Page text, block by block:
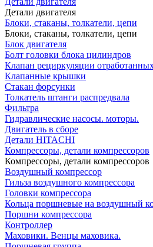
Детали двигателя
Блоки, стаканы, толкатели, цепи
Блоки, стаканы, толкатели, цепи
Блок двигателя
Болт головки блока цилиндров
Клапан рециркуляции
Клапанные крышки
Стакан форсунки
Толкатель штанги распредвала
Фильтра
Гидравлические насосы. моторы.
Двигатель в сборе
Детали HITACHI
Компрессоры, детали компрессоров
Компрессоры, детали компрессоров
Воздушный компрессор
Гильза воздушного компрессора
Головки компрессора
Кольца поршневые на воздушный
Поршни компрессора
Контроллер
Маховики. Венцы маховика.